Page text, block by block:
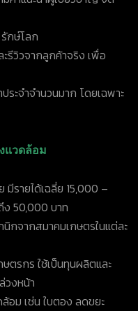
รักษ์โลก
ะรีวิวจากลูกค้าจริง เพื่อ
ระจำจำนวนมาก โดยเฉพาะ
แวดล้อม
มีรายได้เฉลี่ย 15,000 –
ง 50,000 บาท
กจากสมาคมเกษตรในแต่ละ
ตรกร ใช้เป็นทุนผลิตและ
งหน้า
ม เช่น ใบตอง ลดขยะ